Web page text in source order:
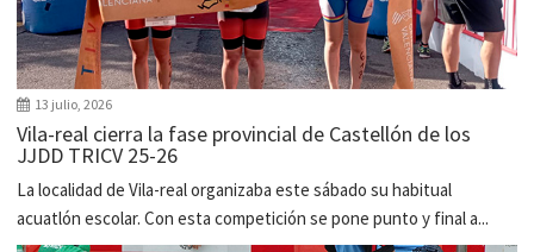
13 julio, 2026
Vila-real cierra la fase provincial de Castellón de los
JJDD TRICV 25-26
La localidad de Vila-real organizaba este sábado su habitual
acuatlón escolar. Con esta competición se pone punto y final a...